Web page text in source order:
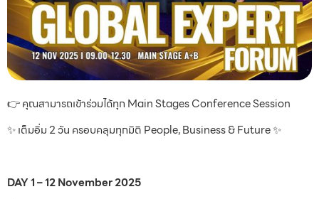
👉 คุณสามารถเข้าร่วมได้ทุก Main Stages Conference Session
✨ เต็มอิ่ม 2 วัน ครอบคลุมทุกมิติ People, Business & Future ✨
DAY 1 – 12 November 2025